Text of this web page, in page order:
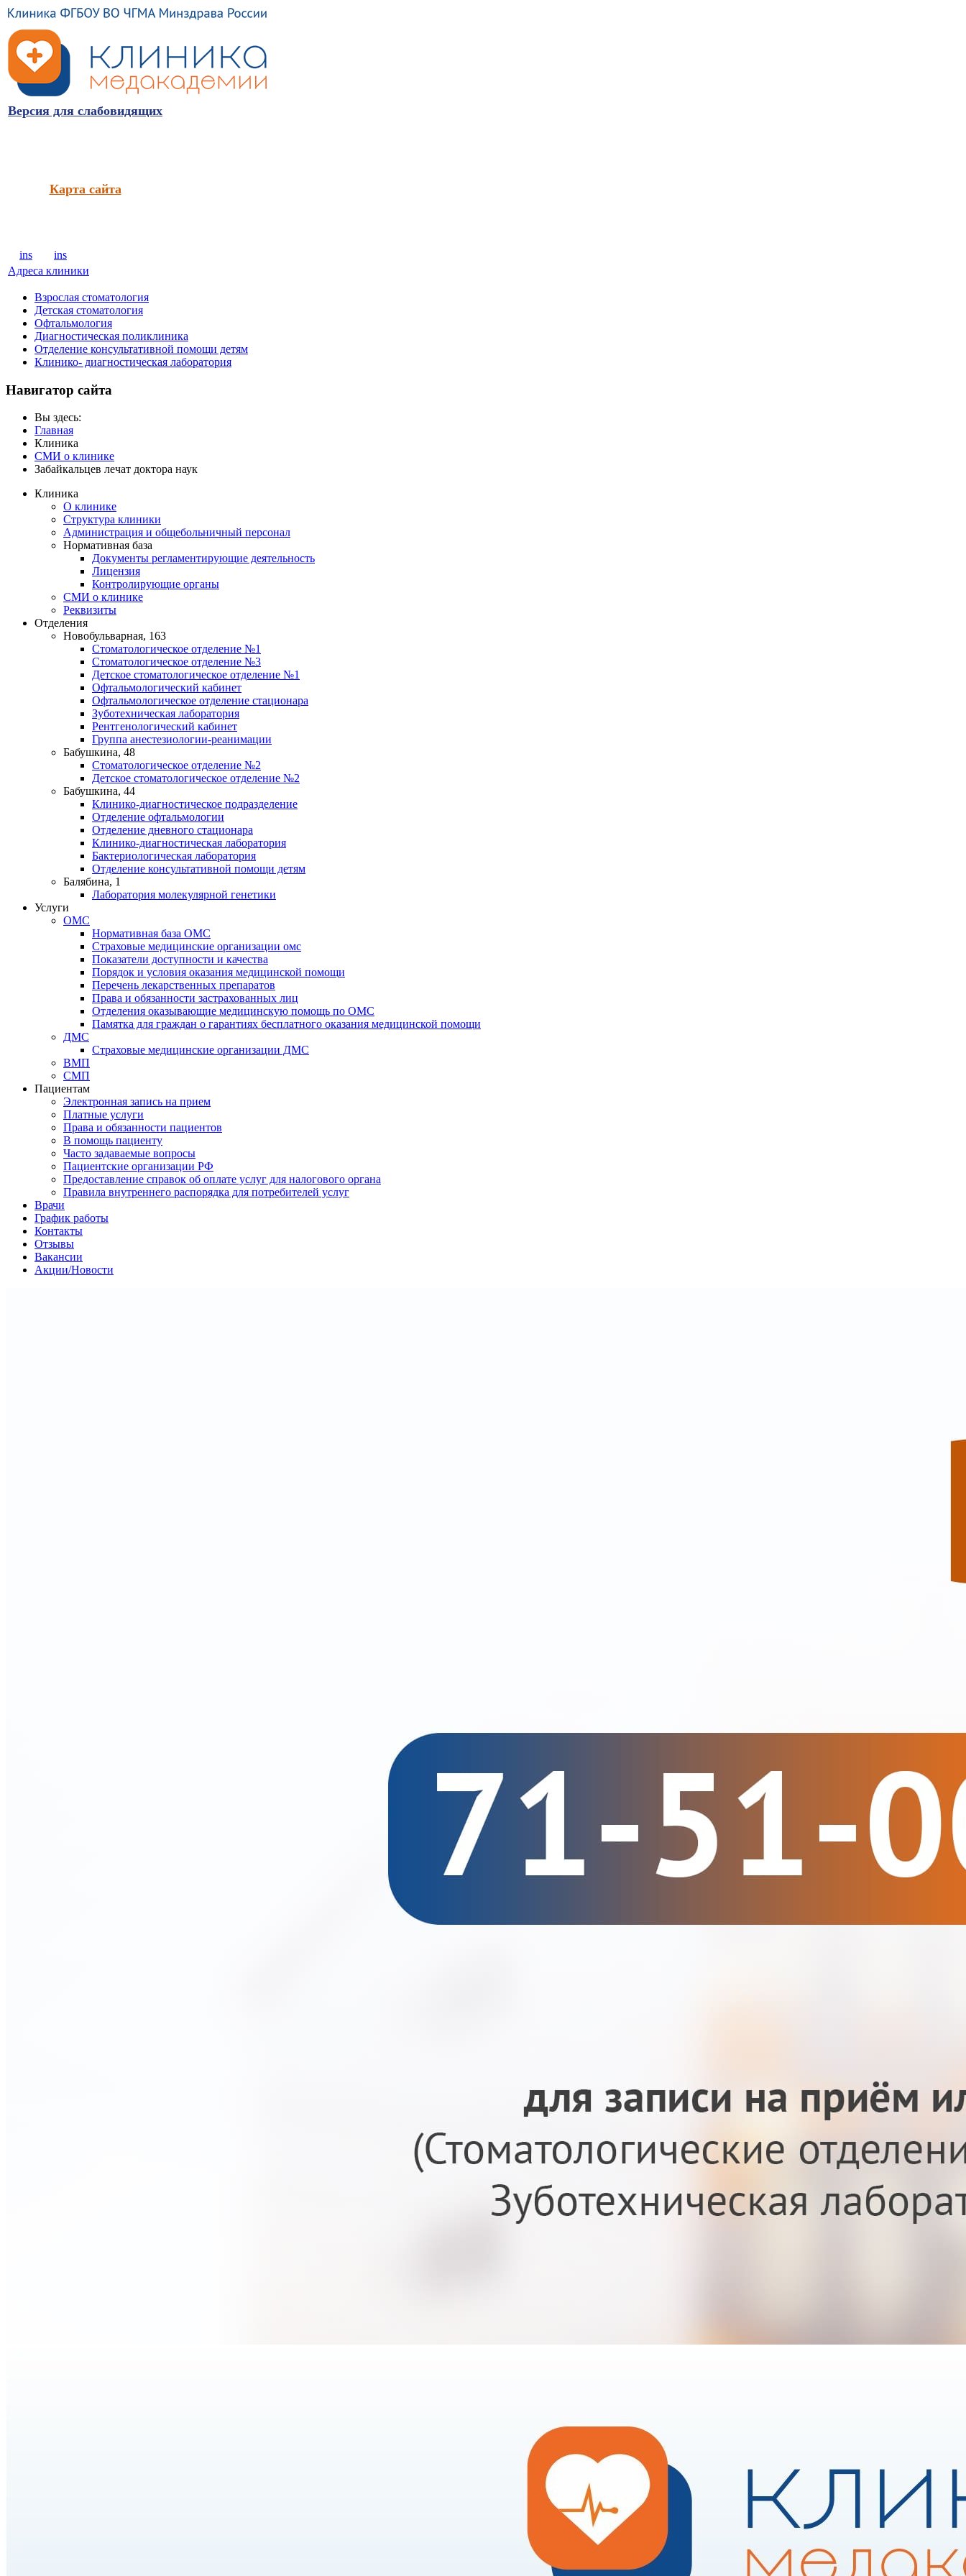
Версия для слабовидящих
Карта сайта
ins
ins
Адреса клиники
Взрослая стоматология
Детская стоматология
Офтальмология
Диагностическая поликлиника
Отделение консультативной помощи детям
Клинико- диагностическая лаборатория
Навигатор сайта
Вы здесь:
Главная
Клиника
СМИ о клинике
Забайкальцев лечат доктора наук
Клиника
О клинике
Структура клиники
Администрация и общебольничный персонал
Нормативная база
Документы регламентирующие деятельность
Лицензия
Контролирующие органы
СМИ о клинике
Реквизиты
Отделения
Новобульварная, 163
Стоматологическое отделение №1
Стоматологическое отделение №3
Детское стоматологическое отделение №1
Офтальмологический кабинет
Офтальмологическое отделение стационара
Зуботехническая лаборатория
Рентгенологический кабинет
Группа анестезиологии-реанимации
Бабушкина, 48
Стоматологическое отделение №2
Детское стоматологическое отделение №2
Бабушкина, 44
Клинико-диагностическое подразделение
Отделение офтальмологии
Отделение дневного стационара
Клинико-диагностическая лаборатория
Бактериологическая лаборатория
Отделение консультативной помощи детям
Балябина, 1
Лаборатория молекулярной генетики
Услуги
ОМС
Нормативная база ОМС
Страховые медицинские организации омс
Показатели доступности и качества
Порядок и условия оказания медицинской помощи
Перечень лекарственных препаратов
Права и обязанности застрахованных лиц
Отделения оказывающие медицинскую помощь по ОМС
Памятка для граждан о гарантиях бесплатного оказания медицинской помощи
ДМС
Страховые медицинские организации ДМС
ВМП
СМП
Пациентам
Электронная запись на прием
Платные услуги
Права и обязанности пациентов
В помощь пациенту
Часто задаваемые вопросы
Пациентские организации РФ
Предоставление справок об оплате услуг для налогового органа
Правила внутреннего распорядка для потребителей услуг
Врачи
График работы
Контакты
Отзывы
Вакансии
Акции/Новости